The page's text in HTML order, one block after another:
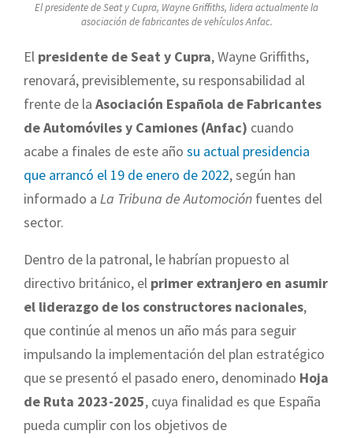
El presidente de Seat y Cupra, Wayne Griffiths, lidera actualmente la
asociación de fabricantes de vehículos Anfac.
El presidente de Seat y Cupra, Wayne Griffiths,
renovará, previsiblemente, su responsabilidad al
frente de la Asociación Española de Fabricantes
de Automóviles y Camiones (Anfac) cuando
acabe a finales de este año su actual presidencia
que arrancó el 19 de enero de 2022, según han
informado a La Tribuna de Automoción fuentes del
sector.
Dentro de la patronal, le habrían propuesto al
directivo británico, el primer extranjero en asumir
el liderazgo de los constructores nacionales,
que continúe al menos un año más para seguir
impulsando la implementación del plan estratégico
que se presentó el pasado enero, denominado Hoja
de Ruta 2023-2025, cuya finalidad es que España
pueda cumplir con los objetivos de